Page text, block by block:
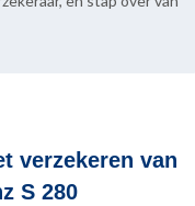
verzekeren van
S 280